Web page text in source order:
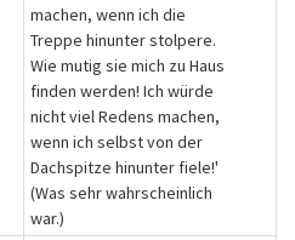
machen, wenn ich die
Treppe hinunter stolpere.
Wie mutig sie mich zu Haus
finden werden! Ich würde
nicht viel Redens machen,
wenn ich selbst von der
Dachspitze hinunter fiele!'
(Was sehr wahrscheinlich
war.)